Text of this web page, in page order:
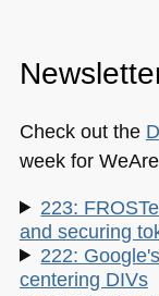
Check out the
week for
223:
and securing
222:
centering DIVs